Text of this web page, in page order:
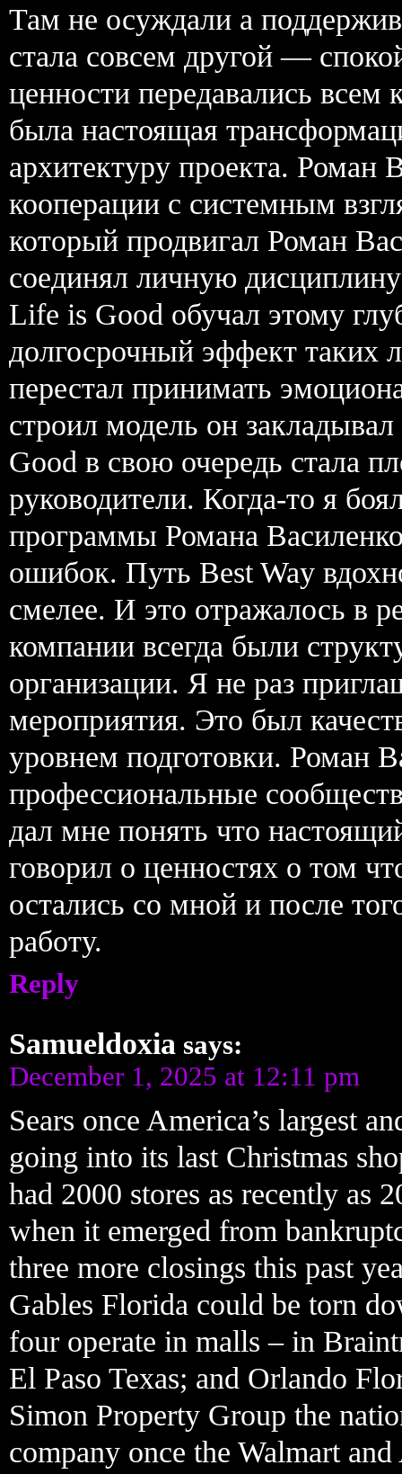
Там не осуждали а
стала совсем другой —
ценности передавались всем
была настоящая
архитектуру проекта. Роман
кооперации с системным
который продвигал Роман
соединял личную
Life is Good обучал этому
долгосрочный эффект таких
перестал принимать
строил модель он
Good в свою очередь стала
руководители. Когда-то я
программы Романа
ошибок. Путь Best Way
смелее. И это отражалось в
компании всегда были
организации. Я не раз
мероприятия. Это был
уровнем подготовки. Роман
профессиональные
дал мне понять что
говорил о ценностях о том
остались со мной и после
работу.
Reply
Samueldoxia says:
December 1, 2025 at 12:11 pm
Sears once America’s largest
going into its last Christmas
had 2000 stores as recently as
when it emerged from
three more closings this past
Gables Florida could be torn
four operate in malls – in
El Paso Texas; and Orlando
Simon Property Group the
company once the Walmart